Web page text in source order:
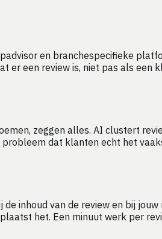
en branchespecifieke
er een review is, niet pas als een
zeggen alles. AI clustert
dat klanten echt het
inhoud van de review en bij
het. Een minuut werk per